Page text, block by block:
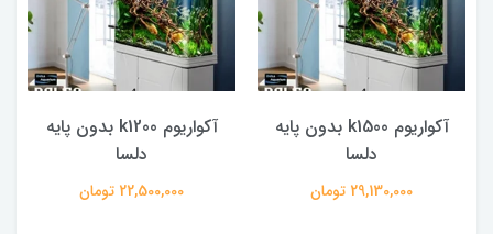
آکواریوم k1500 بدون پایه
دلسا
29,130,000 تومان
آکواریوم k1200 بدون پایه
دلسا
22,500,000 تومان